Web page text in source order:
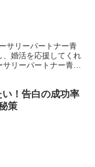
サリーパートナー青
、婚活を応援してくれ
リーパートナー青山
！告白の成功率
策